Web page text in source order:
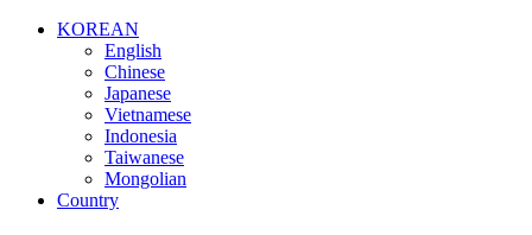
KOREAN
English
Chinese
Japanese
Vietnamese
Indonesia
Taiwanese
Mongolian
Country